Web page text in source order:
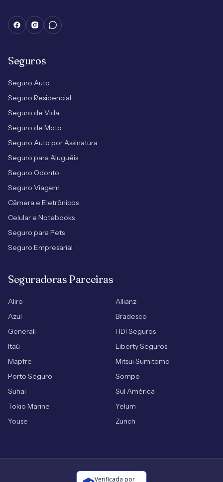
Seguros
Seguro Auto
Seguro Residencial
Seguro de Vida
Seguro de Moto
Seguro Auto por Assinatura
Seguro para Aluguéis
Seguro Odonto
Seguro Viagem
Câmera e Eletrônicos
Celular e Notebooks
Seguro para Pets
Seguro Empresarial
Seguradoras Parceiras
Aliro
Allianz
Azul
Bradesco
Generali
HDI Seguros
Itaú
Liberty Seguros
Mapfre
Mitsui Sumitomo
Porto Seguro
Sompo
Suhai
Sul América
Tokio Marine
Yelum
Youse
Zurich
Verificada por